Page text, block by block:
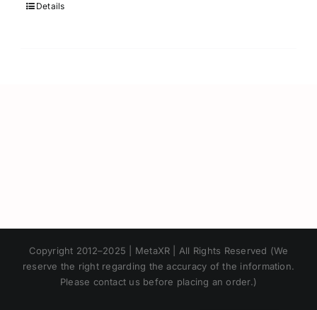
Details
Copyright 2012–2025 | MetaXR | All Rights Reserved (We
reserve the right regarding the accuracy of the information.
Please contact us before placing an order.)
Chinese
Korean